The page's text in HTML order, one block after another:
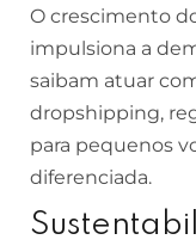
O crescimento
impulsiona a
saibam atuar
dropshipping,
para pequenos
diferenciada.